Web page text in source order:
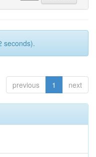
seconds).
previous 1 next